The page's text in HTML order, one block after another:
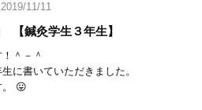
11/11
【鍼灸学生３年生】
＾－＾
に書いていただきました。
。 😛